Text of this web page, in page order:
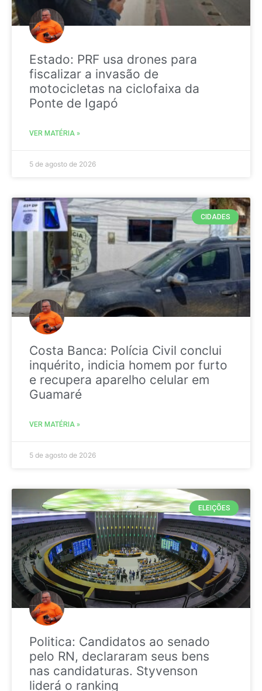
Estado: PRF usa drones para
fiscalizar a invasão de
motocicletas na ciclofaixa da
Ponte de Igapó
VER MATÉRIA »
5 de agosto de 2026
CIDADES
Costa Banca: Polícia Civil conclui
inquérito, indicia homem por furto
e recupera aparelho celular em
Guamaré
VER MATÉRIA »
5 de agosto de 2026
ELEIÇÕES
Politica: Candidatos ao senado
pelo RN, declararam seus bens
nas candidaturas. Styvenson
liderá o ranking